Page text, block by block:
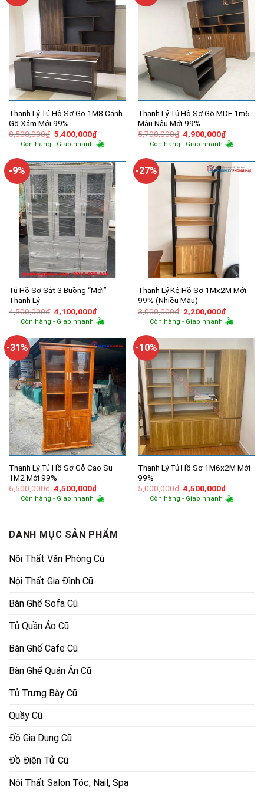
Thanh Lý Tủ Hồ Sơ Gỗ 1M8 Cánh
Gỗ Xám Mới 99%
8,500,000₫ Giá
gốc
là:
5,400,000₫Giá
hiện
tại
5,400,000₫.
Còn hàng - Giao nhanh
Thanh Lý Tủ Hồ Sơ Gỗ MDF 1m6
Màu Nâu Mới 99%
5,700,000₫ Giá
gốc
là:
4,900,000₫Giá
hiện
tại
Còn hàng - Giao nhanh
-9%
Tủ Hồ Sơ Sắt 3 Buồng “Mới”
Thanh Lý
4,500,000₫ Giá
gốc
là:
4,100,000₫Giá
hiện
tại
4,100,000₫.
Còn hàng - Giao nhanh
-27%
Thanh Lý Kệ Hồ Sơ 1Mx2M Mới
99% (Nhiều Mẫu)
3,000,000₫ Giá
gốc
là:
2,200,000₫Giá
hiện
tại
Còn hàng - Giao nhanh
-31%
Thanh Lý Tủ Hồ Sơ Gỗ Cao Su
1M2 Mới 99%
6,500,000₫ Giá
gốc
là:
4,500,000₫Giá
hiện
tại
Còn hàng - Giao nhanh
-10%
Thanh Lý Tủ Hồ Sơ 1M6x2M Mới
99%
5,000,000₫ Giá
gốc
là:
4,500,000₫Giá
hiện
tại
Còn hàng - Giao nhanh
DANH MỤC SẢN PHẨM
Nội Thất Văn Phòng Cũ
Nội Thất Gia Đình Cũ
Bàn Ghế Sofa Cũ
Tủ Quần Áo Cũ
Bàn Ghế Cafe Cũ
Bàn Ghế Quán Ăn Cũ
Tủ Trưng Bày Cũ
Quầy Cũ
Đồ Gia Dụng Cũ
Đồ Điện Tử Cũ
Nội Thất Salon Tóc, Nail, Spa